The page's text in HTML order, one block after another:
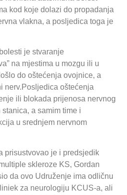
kod koje dolazi do propadanja
vlakna, a posljedica toga je
je stvaranje
na mjestima u mozgu ili u
do oštećenja ovojnice, a
nerv.Posljedica oštećenja
ili blokada prijenosa nervnog
a samim time i
u srednjem nervnom
prisustvovao je i predsjedik
skleroze KS, Gordan
da ovo Udruženje ima odličnu
za neurologiju KCUS-a, ali